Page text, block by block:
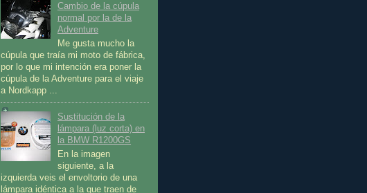
Cambio de la cúpula
normal por la de la
Adventure
Me gusta mucho la
cúpula que traía mi moto de fábrica,
por lo que mi intención era poner la
cúpula de la Adventure para el viaje
a Nordkapp ...
Sustitución de la
lámpara (luz corta) en
la BMW R1200GS
En la imagen
siguiente, a la
izquierda veis el envoltorio de una
lámpara idéntica a la que traen de